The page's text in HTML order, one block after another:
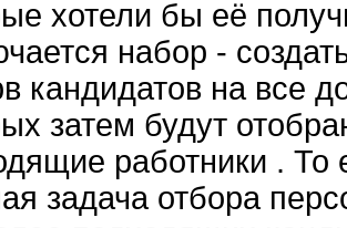
хотели бы её
набор -
кандидатов на все
затем будут
работники . То
задача отбора